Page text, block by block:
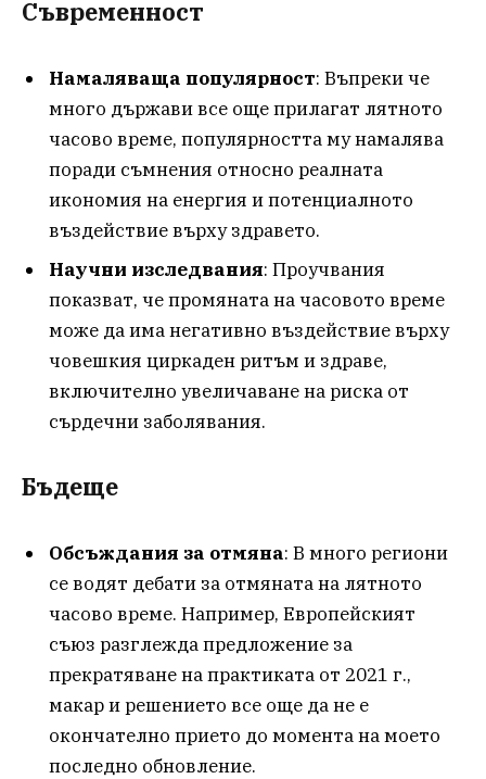
Съвременност
Намаляваща популярност: Въпреки че
много държави все още прилагат лятното
часово време, популярността му намалява
поради съмнения относно реалната
икономия на енергия и потенциалното
въздействие върху здравето.
Научни изследвания: Проучвания
показват, че промяната на часовото време
може да има негативно въздействие върху
човешкия циркаден ритъм и здраве,
включително увеличаване на риска от
сърдечни заболявания.
Бъдеще
Обсъждания за отмяна: В много региони
се водят дебати за отмяната на лятното
часово време. Например, Европейският
съюз разглежда предложение за
прекратяване на практиката от 2021 г.,
макар и решението все още да не е
окончателно прието до момента на моето
последно обновление.